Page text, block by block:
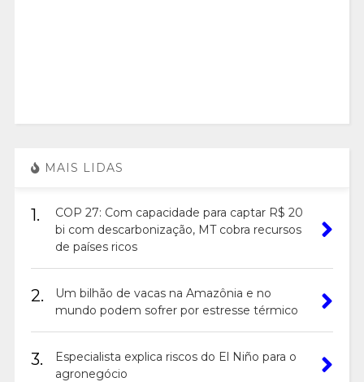
MAIS LIDAS
1.
COP 27: Com capacidade para captar R$ 20
bi com descarbonização, MT cobra recursos
de países ricos
2.
Um bilhão de vacas na Amazônia e no
mundo podem sofrer por estresse térmico
3.
Especialista explica riscos do El Niño para o
agronegócio